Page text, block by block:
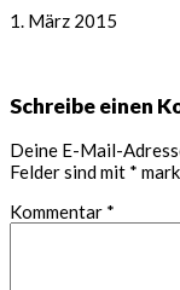
1. März 2015
Leser-
Interaktionen
Schreibe einen
Deine E-Mail-
Felder sind mit *
Kommentar *